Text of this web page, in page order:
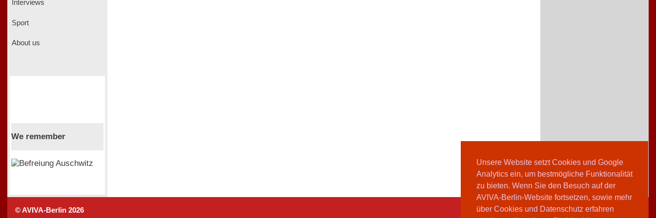
Unsere Website setzt Cookies und Google
Analytics ein, um bestmögliche Funktionalität
zu bieten. Wenn Sie den Besuch auf der
AVIVA-Berlin-Website fortsetzen, sowie mehr
über Cookies und Datenschutz erfahren
Interviews
Sport
About us
We remember
© AVIVA-Berlin 2026